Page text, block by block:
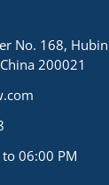
No. 168,
200021
06:00 PM